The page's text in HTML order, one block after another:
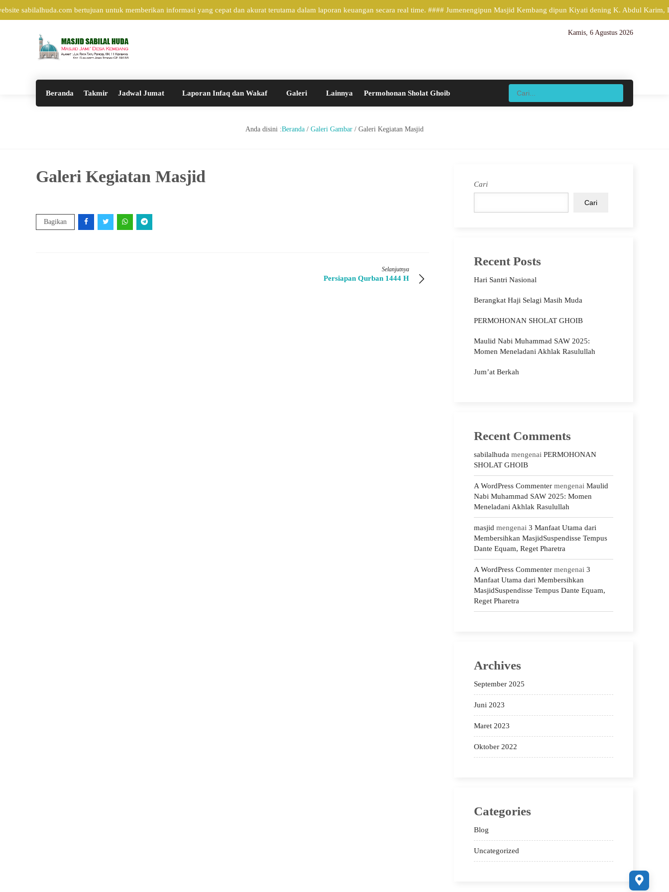
sabilalhuda.com bertujuan untuk memberikan informasi yang cepat dan akurat terutama dalam laporan keuangan secara real time. #### Jumenengipun Masjid Kembang dipun Kiyati dening K. Abdul Karim,
Kamis, 6 Agustus 2026
Beranda Takmir Jadwal Jumat Laporan Infaq dan Wakaf Galeri Lainnya Permohonan Sholat Ghoib
Anda disini :Beranda / Galeri Gambar / Galeri Kegiatan Masjid
Galeri Kegiatan Masjid
Bagikan
Selanjutnya
Persiapan Qurban 1444 H
Cari
Cari
Recent Posts
Hari Santri Nasional
Berangkat Haji Selagi Masih Muda
PERMOHONAN SHOLAT GHOIB
Maulid Nabi Muhammad SAW 2025:
Momen Meneladani Akhlak Rasulullah
Jum’at Berkah
Recent Comments
sabilalhuda mengenai PERMOHONAN
SHOLAT GHOIB
A WordPress Commenter mengenai Maulid
Nabi Muhammad SAW 2025: Momen
Meneladani Akhlak Rasulullah
masjid mengenai 3 Manfaat Utama dari
Membersihkan MasjidSuspendisse Tempus
Dante Equam, Reget Pharetra
A WordPress Commenter mengenai 3
Manfaat Utama dari Membersihkan
MasjidSuspendisse Tempus Dante Equam,
Reget Pharetra
Archives
September 2025
Juni 2023
Maret 2023
Oktober 2022
Categories
Blog
Uncategorized